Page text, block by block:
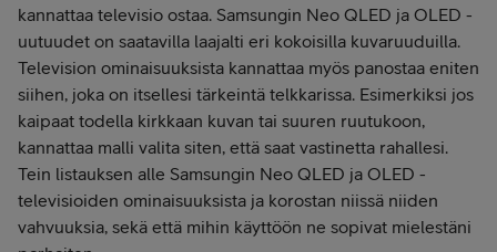
kannattaa televisio ostaa. Samsungin Neo QLED ja OLED -
uutuudet on saatavilla laajalti eri kokoisilla kuvaruuduilla.
Television ominaisuuksista kannattaa myös panostaa eniten
siihen, joka on itsellesi tärkeintä telkkarissa. Esimerkiksi jos
kaipaat todella kirkkaan kuvan tai suuren ruutukoon,
kannattaa malli valita siten, että saat vastinetta rahallesi.
Tein listauksen alle Samsungin Neo QLED ja OLED -
televisioiden ominaisuuksista ja korostan niissä niiden
vahvuuksia, sekä että mihin käyttöön ne sopivat mielestäni